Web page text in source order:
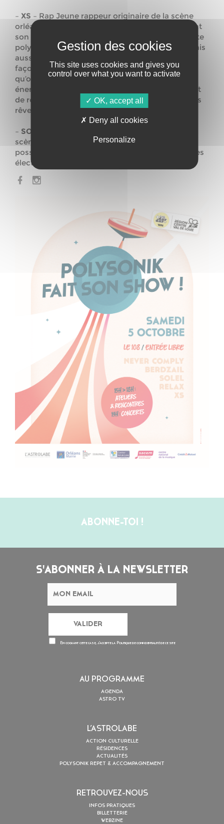
– XS – Rap Jeune rappeur originaire de la scène
orléanaise XS évolue et se perfectionne en créant
son propre home studio, devenant ainsi un artiste
polyvalent capable de composer, interpréter, mais
aussi d’assumer son rôle d’ingénieur du son. Sa
façon unique d’utiliser l’autotune amène un son
qu’on reconnaît tout de suite, porté par une
énergie scénique remarquable. Les textes parlent
de réussite, de dépasser ses limites et réaliser ses
rêves.
– SOLEL
scène orléanaise. Solel explore les facilités qu’il
possède à se plonger dans l’univers des musiques
électronique.
ABONNE-TOI !
S'ABONNER À LA NEWSLETTER
En cochant cette case, j’accepte la Politique de confidentialitéde ce site
AU PROGRAMME
AGENDA
ASTRO TV
L’ASTROLABE
ACTION CULTURELLE
RÉSIDENCES
ACTUALITÉS
POLYSONIK REPET & ACCOMPAGNEMENT
RETROUVEZ-NOUS
INFOS PRATIQUES
BILLETTERIE
WEBZINE
This site uses cookies and gives you
control over what you want to activate
OK, accept all
Deny all cookies
Personalize